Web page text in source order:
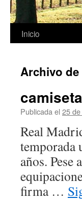
Saltar
contenido
Inicio
Archivo de
Publicada el 25
Real
temporada
años. Pese
firma …